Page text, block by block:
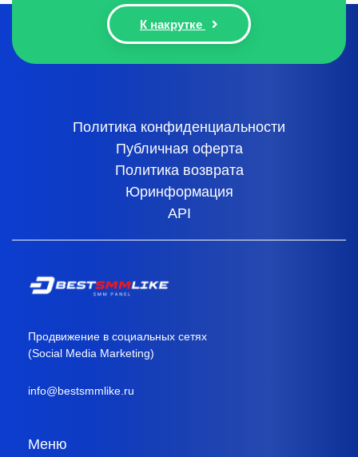
К накрутке
Политика конфиденциальности
Публичная оферта
Политика возврата
Юринформация
API
Продвижение в социальных сетях
(Social Media Marketing)
info@bestsmmlike.ru
Меню